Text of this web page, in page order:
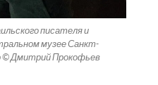
писателя и
музее Санкт-
© Дмитрий Прокофьев